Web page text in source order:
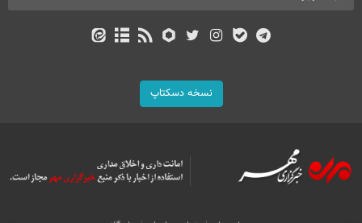
نسخه دسکتاپ